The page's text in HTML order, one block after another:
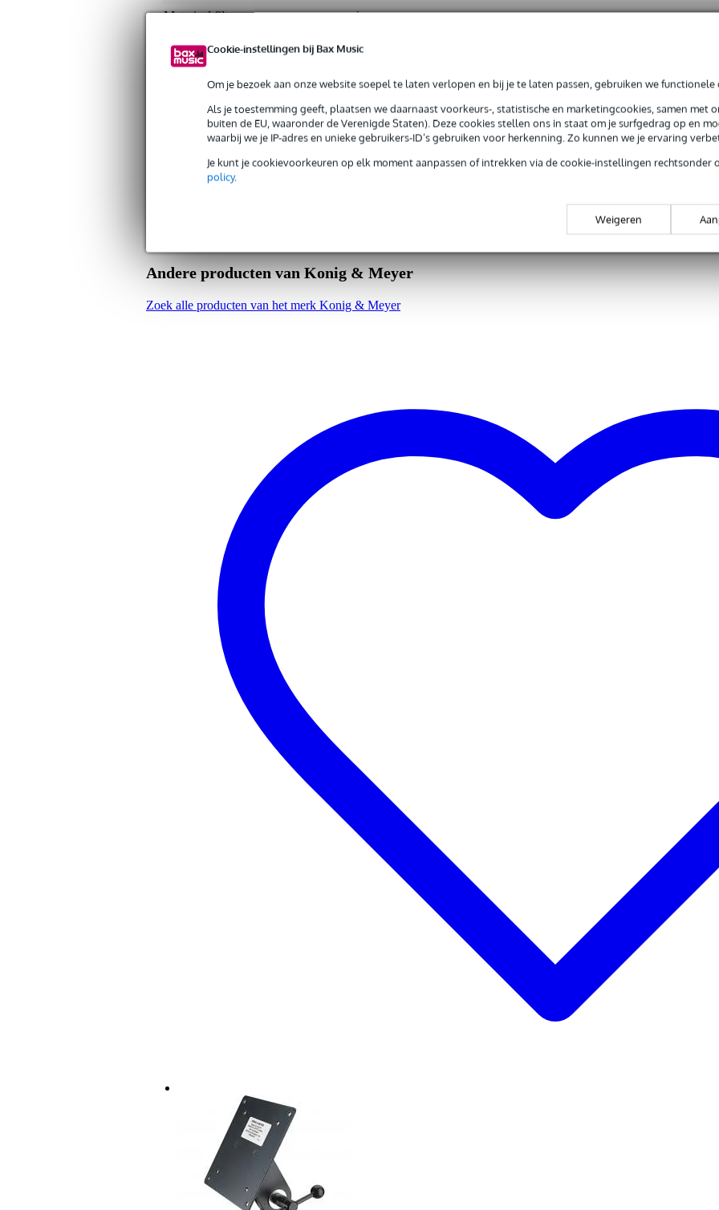
Cookie-instellingen bij Bax Music
Om je bezoek aan onze website soepel te laten verlopen en bij je te laten passen, gebruiken we functionele
Als je toestemming geeft, plaatsen we daarnaast voorkeurs-, statistische en marketingcookies, samen met
buiten de EU, waaronder de Verenigde Staten). Deze cookies stellen ons in staat om je surfgedrag op en
waarbij we je IP-adres en unieke gebruikers-ID’s gebruiken voor herkenning. Zo kunnen we je ervaring
Je kunt je cookievoorkeuren op elk moment aanpassen of intrekken via de cookie-instellingen rechtsonder
policy.
Weigeren
Materiaal filter
nylon
Gewicht en afmetingen inclusief verpakking
Gewicht(incl. verpakking)
300 gr
Afmeting (incl. verpakking) 30,5 x 22,0 x 3,5 cm
Productspecificaties
type: microfoonstatief ruisfilter
materiaal: staal/nylon
kleur: zwart
dubbel filterscherm met plastic omranding
Andere producten van Konig & Meyer
Zoek alle producten van het merk Konig & Meyer